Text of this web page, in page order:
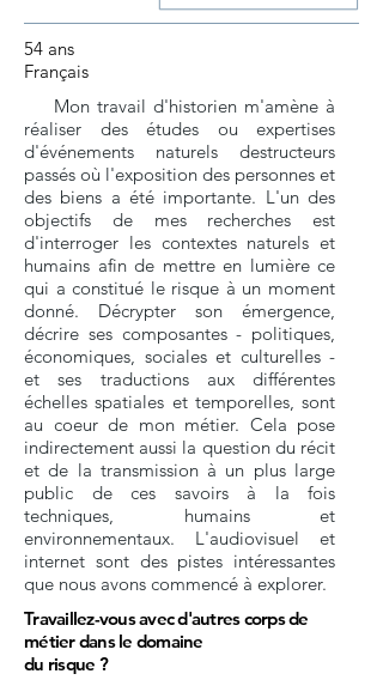
54 ans
Français
Mon travail d'historien m'amène à
réaliser des études ou expertises
d'événements naturels destructeurs
passés où l'exposition des personnes et
des biens a été importante. L'un des
objectifs de mes recherches est
d'interroger les contextes naturels et
humains afin de mettre en lumière ce
qui a constitué le risque à un moment
donné. Décrypter son émergence,
décrire ses composantes - politiques,
économiques, sociales et culturelles -
et ses traductions aux différentes
échelles spatiales et temporelles, sont
au coeur de mon métier. Cela pose
indirectement aussi la question du récit
et de la transmission à un plus large
public de ces savoirs à la fois
techniques, humains et
environnementaux. L'audiovisuel et
internet sont des pistes intéressantes
que nous avons commencé à explorer.
Travaillez-vous avec d'autres corps de
métier dans le domaine
du risque ?